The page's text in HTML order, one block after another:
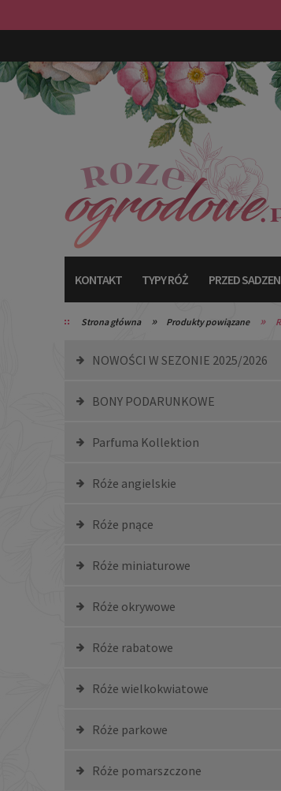
KONTAKT TYPY RÓŻ PRZED
TYPY RÓŻ
Strona główna » Produkty powiązane »
NOWOŚCI W SEZONIE 2025/2026
BONY PODARUNKOWE
Parfuma Kollektion
Róże angielskie
Róże pnące
Róże miniaturowe
Róże okrywowe
Róże rabatowe
Róże wielkokwiatowe
Róże parkowe
Róże pomarszczone